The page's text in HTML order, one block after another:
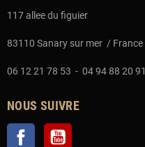
117 allee du figuier
83110 Sanary sur mer / France
06 12 21 78 53 - 04 94 88 20 91
NOUS SUIVRE
Facebook